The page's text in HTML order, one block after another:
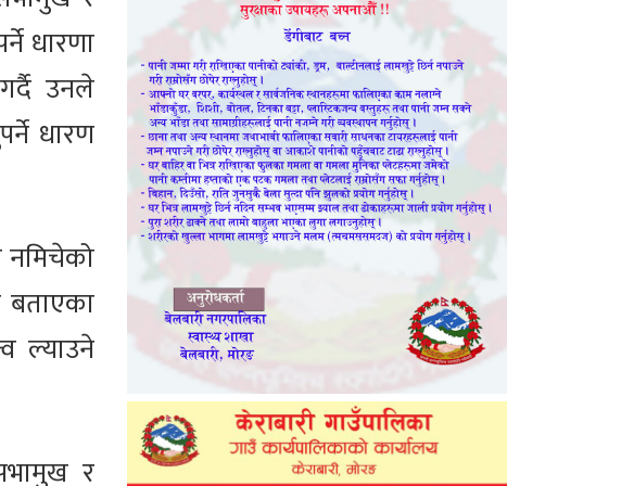
धारणा
उनले
धारण
नमिचेको
बताएका
ल्याउने
र